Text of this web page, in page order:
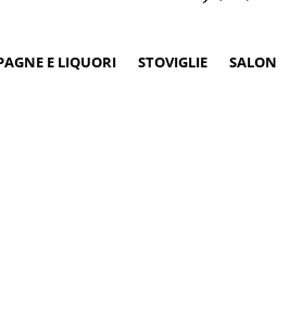
E LIQUORI STOVIGLIE SALON